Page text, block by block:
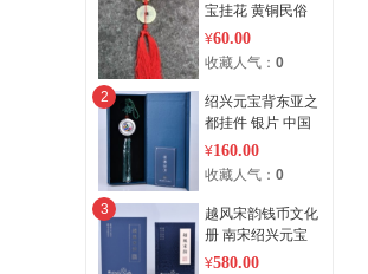
宝挂花 黄铜民俗
钱币复刻 手工编
织
¥60.00
收藏人气： 0
2
绍兴元宝背东亚之
都挂件 银片 中国
结手工编织
¥160.00
收藏人气： 0
3
越风宋韵钱币文化
册 南宋绍兴元宝
真品装帧
¥580.00